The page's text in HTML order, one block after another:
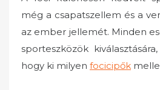
még a csapatszellem és a
az ember jellemét. Minden
sporteszközök
hogy ki milyen focicipők